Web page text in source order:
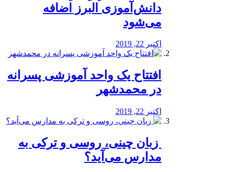
دانش‌آموزی البرز اضافه
می‌شود
اکتبر 22, 2019
افتتاح یک واحد آموزشی پسرانه
در محمدشهر
اکتبر 22, 2019
️ زبان چینی، روسی و ترکی به
مدارس می‌آید؟